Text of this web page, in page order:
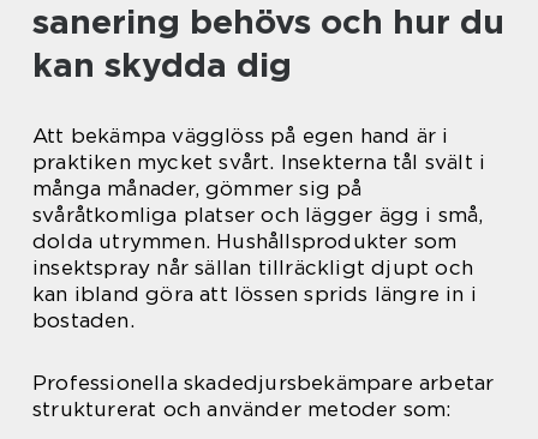
sanering behövs och hur du
kan skydda dig
Att bekämpa vägglöss på egen hand är i
praktiken mycket svårt. Insekterna tål svält i
många månader, gömmer sig på
svåråtkomliga platser och lägger ägg i små,
dolda utrymmen. Hushållsprodukter som
insektspray når sällan tillräckligt djupt och
kan ibland göra att lössen sprids längre in i
bostaden.
Professionella skadedjursbekämpare arbetar
strukturerat och använder metoder som: